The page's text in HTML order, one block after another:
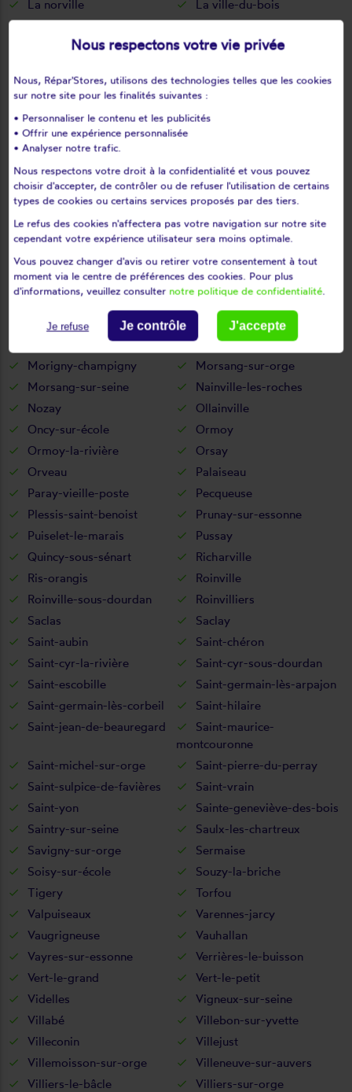
La norville
La ville-du-bois
Lardy
Le coudray-montceaux
Le plessis-pâté
Le val-saint-germain
Les ulis
Leudeville
Leuville-sur-orge
Limours
Limours en hurepoix
Lisses
Longpont-sur-orge
Maisse
Marcoussis
Marolles-en-beauce
Marolles-en-hurepoix
Massy
Mauchamps
Mennecy
Méréville
Mérobert
Mespuits
Milly-la-forêt
Moigny-sur-école
Mondeville
Monnerville
Montgeron
Morangis
Morigny-champigny
Morsang-sur-orge
Morsang-sur-seine
Nainville-les-roches
Nozay
Ollainville
Oncy-sur-école
Ormoy
Ormoy-la-rivière
Orsay
Orveau
Palaiseau
Paray-vieille-poste
Pecqueuse
Plessis-saint-benoist
Prunay-sur-essonne
Puiselet-le-marais
Pussay
Quincy-sous-sénart
Richarville
Ris-orangis
Roinville
Roinville-sous-dourdan
Roinvilliers
Saclas
Saclay
Saint-aubin
Saint-chéron
Saint-cyr-la-rivière
Saint-cyr-sous-dourdan
Saint-escobille
Saint-germain-lès-arpajon
Saint-germain-lès-corbeil
Saint-hilaire
Saint-jean-de-beauregard
Saint-maurice-
montcouronne
Saint-michel-sur-orge
Saint-pierre-du-perray
Saint-sulpice-de-favières
Saint-vrain
Saint-yon
Sainte-geneviève-des-bois
Saintry-sur-seine
Saulx-les-chartreux
Savigny-sur-orge
Sermaise
Soisy-sur-école
Souzy-la-briche
Tigery
Torfou
Valpuiseaux
Varennes-jarcy
Vaugrigneuse
Vauhallan
Vayres-sur-essonne
Verrières-le-buisson
Vert-le-grand
Vert-le-petit
Videlles
Vigneux-sur-seine
Villabé
Villebon-sur-yvette
Villeconin
Villejust
Villemoisson-sur-orge
Villeneuve-sur-auvers
Villiers-le-bâcle
Villiers-sur-orge
Nous respectons votre vie privée
Nous, Répar'Stores, utilisons des technologies telles que les cookies
sur notre site pour les finalités suivantes :
• Personnaliser le contenu et les publicités
• Offrir une expérience personnalisée
• Analyser notre trafic.
Nous respectons votre droit à la confidentialité et vous pouvez
choisir d'accepter, de contrôler ou de refuser l'utilisation de certains
types de cookies ou certains services proposés par des tiers.
Le refus des cookies n'affectera pas votre navigation sur notre site
cependant votre expérience utilisateur sera moins optimale.
Vous pouvez changer d'avis ou retirer votre consentement à tout
moment via le centre de préférences des cookies. Pour plus
d'informations, veuillez consulter notre politique de confidentialité.
Je refuse Je contrôle J'accepte